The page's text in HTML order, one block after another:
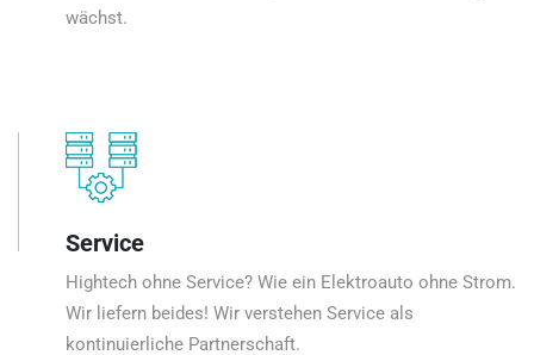
wächst.
Service
Hightech ohne Service? Wie ein Elektroauto ohne Strom.
Wir liefern beides! Wir verstehen Service als
kontinuierliche Partnerschaft.